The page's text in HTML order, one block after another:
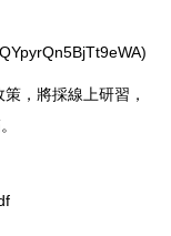
)
，將採線上研習，